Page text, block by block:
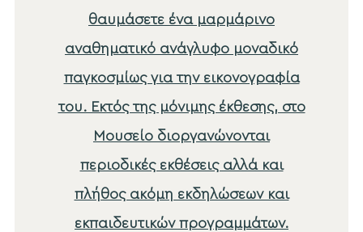
θαυμάσετε ένα μαρμάρινο
αναθηματικό ανάγλυφο μοναδικό
παγκοσμίως για την εικονογραφία
του. Εκτός της μόνιμης έκθεσης, στο
Μουσείο διοργανώνονται
περιοδικές εκθέσεις αλλά και
πλήθος ακόμη εκδηλώσεων και
εκπαιδευτικών προγραμμάτων.